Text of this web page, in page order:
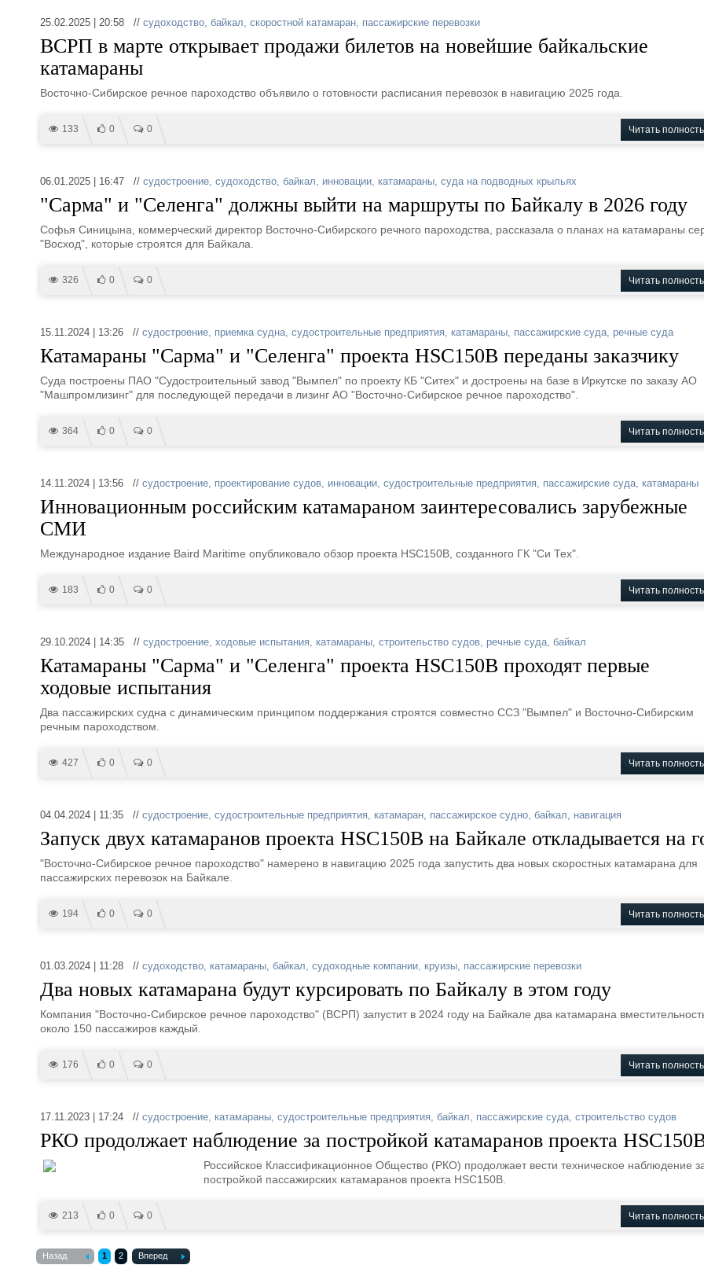
25.02.2025 | 20:58 // судоходство, байкал, скоростной катамаран, пассажирские перевозки
ВСРП в марте открывает продажи билетов на новейшие байкальские
катамараны
Восточно-Сибирское речное пароходство объявило о готовности расписания перевозок в навигацию 2025 года.
133 0 0 Читать
06.01.2025 | 16:47 // судостроение, судоходство, байкал, инновации, катамараны, суда на подводных крыльях
"Сарма" и "Селенга" должны выйти на маршруты по Байкалу в 2026 году
Софья Синицына, коммерческий директор Восточно-Сибирского речного пароходства, рассказала о планах на катамараны
"Восход", которые строятся для Байкала.
326 0 0 Читать
15.11.2024 | 13:26 // судостроение, приемка судна, судостроительные предприятия, катамараны, пассажирские суда, речные суда
Катамараны "Сарма" и "Селенга" проекта HSC150B переданы заказчику
Суда построены ПАО "Судостроительный завод "Вымпел" по проекту КБ "Ситех" и достроены на базе в Иркутске по заказу АО
"Машпромлизинг" для последующей передачи в лизинг АО "Восточно-Сибирское речное пароходство".
364 0 0 Читать
14.11.2024 | 13:56 // судостроение, проектирование судов, инновации, судостроительные предприятия, пассажирские суда, катамараны
Инновационным российским катамараном заинтересовались зарубежные
СМИ
Международное издание Baird Maritime опубликовало обзор проекта HSC150B, созданного ГК "Си Тех".
183 0 0 Читать
29.10.2024 | 14:35 // судостроение, ходовые испытания, катамараны, строительство судов, речные суда, байкал
Катамараны "Сарма" и "Селенга" проекта HSC150B проходят первые
ходовые испытания
Два пассажирских судна с динамическим принципом поддержания строятся совместно ССЗ "Вымпел" и Восточно-Сибирским
речным пароходством.
427 0 0 Читать
04.04.2024 | 11:35 // судостроение, судостроительные предприятия, катамаран, пассажирское судно, байкал, навигация
Запуск двух катамаранов проекта HSC150B на Байкале откладывается на
"Восточно-Сибирское речное пароходство" намерено в навигацию 2025 года запустить два новых скоростных катамарана для
пассажирских перевозок на Байкале.
194 0 0 Читать
01.03.2024 | 11:28 // судоходство, катамараны, байкал, судоходные компании, круизы, пассажирские перевозки
Два новых катамарана будут курсировать по Байкалу в этом году
Компания "Восточно-Сибирское речное пароходство" (ВСРП) запустит в 2024 году на Байкале два катамарана
около 150 пассажиров каждый.
176 0 0 Читать
17.11.2023 | 17:24 // судостроение, катамараны, судостроительные предприятия, байкал, пассажирские суда, строительство судов
РКО продолжает наблюдение за постройкой катамаранов проекта
Российское Классификационное Общество (РКО) продолжает вести техническое наблюдение
постройкой пассажирских катамаранов проекта HSC150B.
213 0 0 Читать
Назад 1 2 Вперед